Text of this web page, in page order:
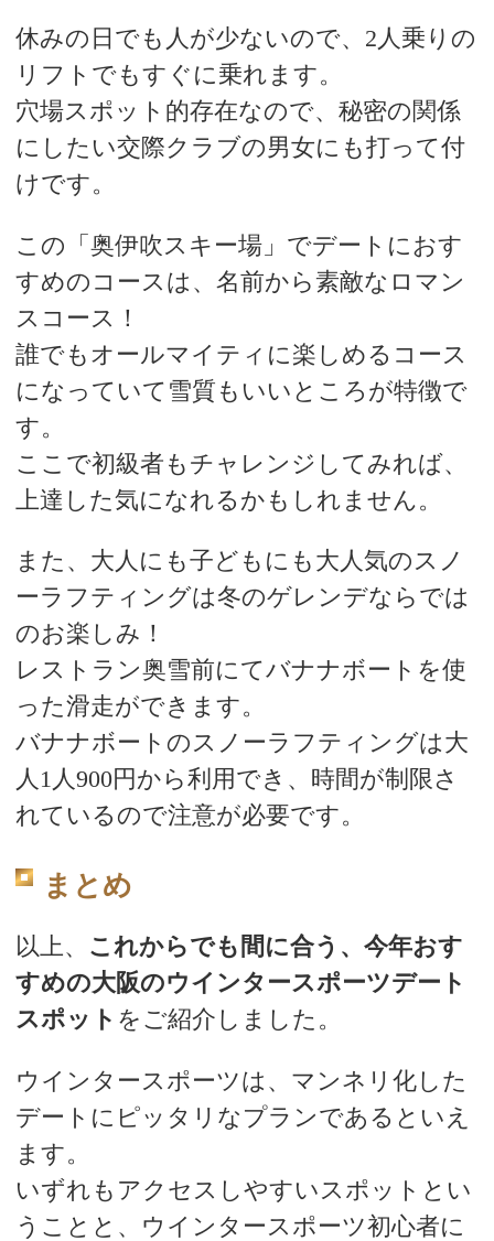
休みの日でも人が少ないので、2人乗りの
リフトでもすぐに乗れます。
穴場スポット的存在なので、秘密の関係
にしたい交際クラブの男女にも打って付
けです。
この「奥伊吹スキー場」でデートにおす
すめのコースは、名前から素敵なロマン
スコース！
誰でもオールマイティに楽しめるコース
になっていて雪質もいいところが特徴で
す。
ここで初級者もチャレンジしてみれば、
上達した気になれるかもしれません。
また、大人にも子どもにも大人気のスノ
ーラフティングは冬のゲレンデならでは
のお楽しみ！
レストラン奥雪前にてバナナボートを使
った滑走ができます。
バナナボートのスノーラフティングは大
人1人900円から利用でき、時間が制限さ
れているので注意が必要です。
まとめ
以上、 これからでも間に合う、今年おす
すめの大阪のウインタースポーツデート
スポット をご紹介しました。
ウインタースポーツは、マンネリ化した
デートにピッタリなプランであるといえ
ます。
いずれもアクセスしやすいスポットとい
うことと、ウインタースポーツ初心者に